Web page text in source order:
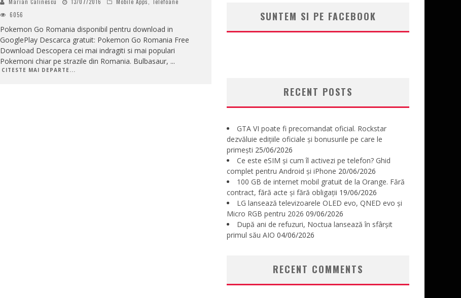
6056
Pokemon Go Romania disponibil pentru download in
GooglePlay Descarca gratuit: Pokemon Go Romania Free
Download Descopera cei mai indragiti si mai populari
Pokemoni chiar pe strazile din Romania. Bulbasaur, ...
CITESTE MAI DEPARTE...
SUNTEM SI PE FACEBOOK
RECENT POSTS
GTA VI poate fi precomandat oficial. Rockstar
dezvăluie edițiile oficiale și bonusurile pe care le
primești 25/06/2026
Ce este eSIM și cum îl activezi pe telefon? Ghid
complet pentru Android și iPhone 20/06/2026
100 GB de internet mobil gratuit de la Orange. Fără
contract, fără acte și fără obligații 19/06/2026
LG lansează televizoarele OLED evo, QNED evo și
Micro RGB pentru 2026 09/06/2026
După ani de refuzuri, Noctua lansează în sfârșit
primul său AIO 04/06/2026
RECENT COMMENTS